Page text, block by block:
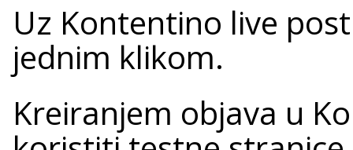
Uz Kontentino live
jednim klikom.
Kreiranjem objava u